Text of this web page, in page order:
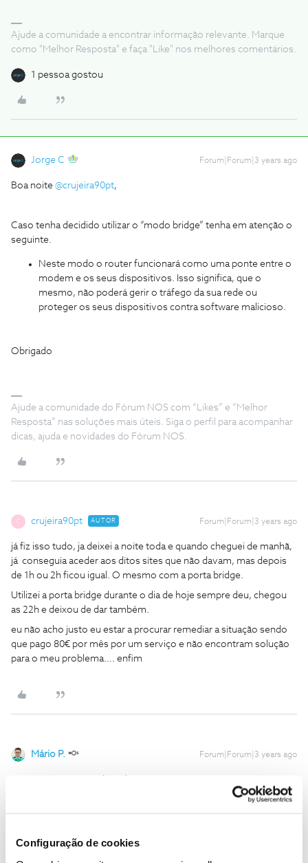
Configuração de cookies
Ajude a comunidade a encontrar informação relevante. Marque
como "Melhor Resposta" e faça "Like" nos melhores comentários.
1 pessoa gostou
Jorge C Forum|Forum|3 years ago
Boa noite @crujeira90pt,
Caso tenha decidido utilizar o “modo bridge” tenha em atenção o
seguinte.
Neste modo o router funcionará como uma ponte entre o
modem e os seus dispositivos. Isso significa, que o
mesmo, não poderá gerir o tráfego da sua rede ou
proteger os seus dispositivos contra software malicioso.
Obrigado
Ajude a comunidade do Fórum NOS com “Likes” e “Melhor
Resposta” nas soluções mais úteis. Siga o perfil para acompanhar
dicas, ajuda e novidades do Fórum NOS.
C crujeira90pt AUTOR Forum|Forum|3 years ago
já fiz isso tudo, ja deixei a noite toda e quando cheguei de manhã,
já conseguia aceder aos ditos sites que não davam, mas depois
de 1h ou 2h ficou igual. O mesmo com a porta bridge.
Utilizei a porta bridge durante o dia de hoje sempre deu, chegou
as 22h e deixou de dar também.
eu não acho justo eu estar a procurar remediar a situação sendo
que pago 80€ por mês por um serviço e não encontram solução
para o meu problema…. enfim
Mário P. Forum|Forum|3 years ago
Mas conseguiu ou não com o modo bridge aceder aos sites